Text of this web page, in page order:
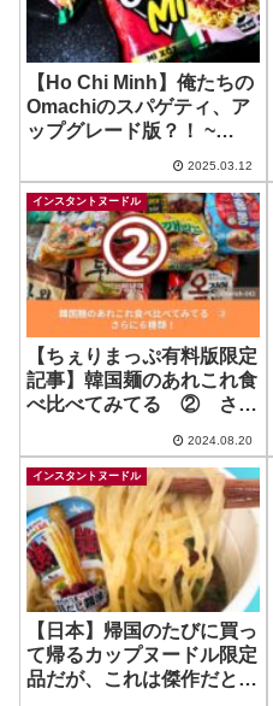
【Ho Chi Minh】俺たちの
Omachiのスパゲティ、ア
ップグレード版？！ ~
2025.03.12
インスタントヌードル
【ちぇりまっぷ有料版限定
記事】韓国麺のあれこれ食
べ比べてみてる ② さら
2024.08.20
インスタントヌードル
【日本】帰国のたびに買っ
て帰るカップヌードル限定
品だが、これは傑作だと思